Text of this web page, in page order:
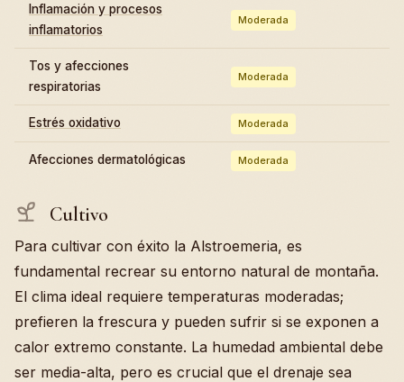
Inflamación y procesos
inflamatorios
Moderada
Tos y afecciones
respiratorias
Moderada
Estrés oxidativo Moderada
Afecciones dermatológicas Moderada
Cultivo
Para cultivar con éxito la Alstroemeria, es
fundamental recrear su entorno natural de montaña.
El clima ideal requiere temperaturas moderadas;
prefieren la frescura y pueden sufrir si se exponen a
calor extremo constante. La humedad ambiental debe
ser media-alta, pero es crucial que el drenaje sea